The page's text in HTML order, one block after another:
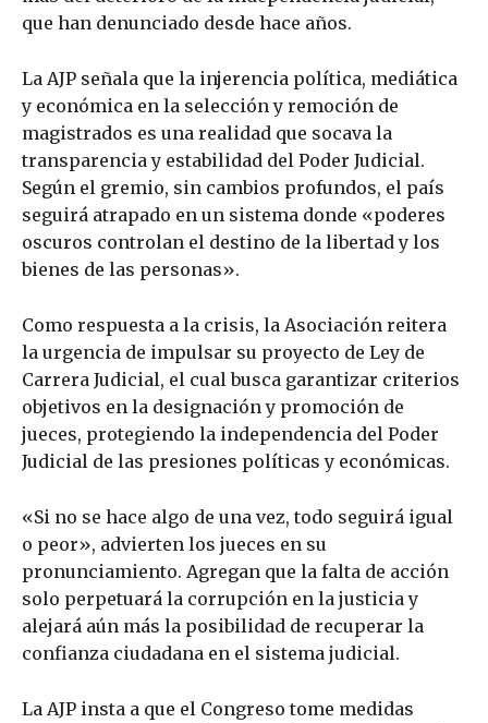
que han denunciado desde hace años.
La AJP señala que la injerencia política, mediática
y económica en la selección y remoción de
magistrados es una realidad que socava la
transparencia y estabilidad del Poder Judicial.
Según el gremio, sin cambios profundos, el país
seguirá atrapado en un sistema donde «poderes
oscuros controlan el destino de la libertad y los
bienes de las personas».
Como respuesta a la crisis, la Asociación reitera
la urgencia de impulsar su proyecto de Ley de
Carrera Judicial, el cual busca garantizar criterios
objetivos en la designación y promoción de
jueces, protegiendo la independencia del Poder
Judicial de las presiones políticas y económicas.
«Si no se hace algo de una vez, todo seguirá igual
o peor», advierten los jueces en su
pronunciamiento. Agregan que la falta de acción
solo perpetuará la corrupción en la justicia y
alejará aún más la posibilidad de recuperar la
confianza ciudadana en el sistema judicial.
La AJP insta a que el Congreso tome medidas